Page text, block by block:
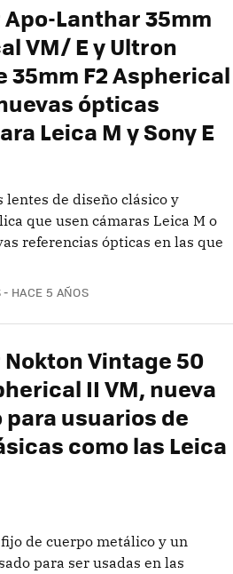
Lanthar 35mm
VM/ E y Ultron
35mm F2 Aspherical
ópticas
Leica M y Sony E
lentes de diseño clásico y
que usen cámaras Leica M o
referencias ópticas en las que
HACE 5 AÑOS
Vintage 50
II VM, nueva
usuarios de
como las Leica
de cuerpo metálico y un
para ser usadas en las